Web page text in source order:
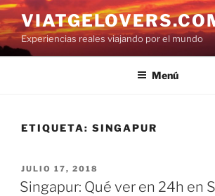
Saltar
al
contenido
Experiencias reales viajando por el mundo
Menú
ETIQUETA: SINGAPUR
PUBLICADO
EL
JULIO 17, 2018
Singapur: Qué ver en 24h en